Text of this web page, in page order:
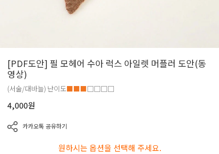
[PDF도안] 필 모헤어 수아 럭스 아일렛 머플러 도안(동
영상)
(서술/대바늘) 난이도■■■□□□□
4,000원
카카오톡 공유하기
원하시는 옵션을 선택해 주세요.